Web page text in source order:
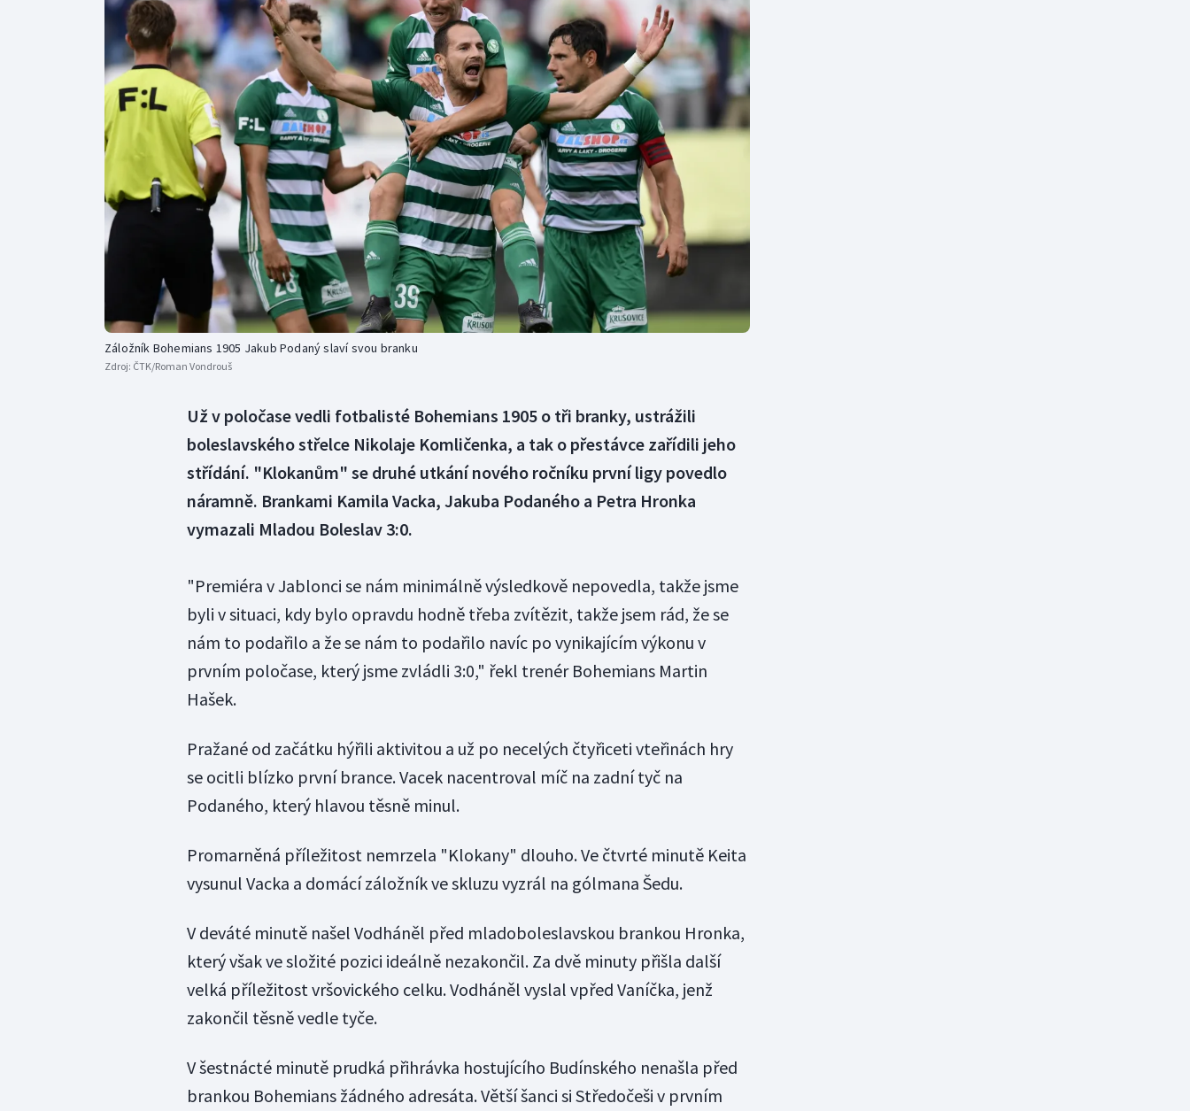
Curling
Dostihy
Florbal
Futsal
Golf
Gymnastika
Moderní pětiboj
Motorsport
Olympijské hry
Parasport
Plavání
Plážový volejbal
Triatlon
Veslování
Vodní slalom
Volejbal
Ostatní
Záložník Bohemians 1905 Jakub Podaný slaví svou branku
Zdroj: ČTK/Roman Vondrouš
Už v poločase vedli fotbalisté Bohemians 1905 o tři branky, ustrážili
boleslavského střelce Nikolaje Komličenka, a tak o přestávce zařídili jeho
střídání. "Klokanům" se druhé utkání nového ročníku první ligy povedlo
náramně. Brankami Kamila Vacka, Jakuba Podaného a Petra Hronka
vymazali Mladou Boleslav 3:0.
"Premiéra v Jablonci se nám minimálně výsledkově nepovedla, takže jsme
byli v situaci, kdy bylo opravdu hodně třeba zvítězit, takže jsem rád, že se
nám to podařilo a že se nám to podařilo navíc po vynikajícím výkonu v
prvním poločase, který jsme zvládli 3:0," řekl trenér Bohemians Martin
Hašek.
Pražané od začátku hýřili aktivitou a už po necelých čtyřiceti vteřinách hry
se ocitli blízko první brance. Vacek nacentroval míč na zadní tyč na
Podaného, který hlavou těsně minul.
Promarněná příležitost nemrzela "Klokany" dlouho. Ve čtvrté minutě Keita
vysunul Vacka a domácí záložník ve skluzu vyzrál na gólmana Šedu.
V deváté minutě našel Vodháněl před mladoboleslavskou brankou Hronka,
který však ve složité pozici ideálně nezakončil. Za dvě minuty přišla další
velká příležitost vršovického celku. Vodháněl vyslal vpřed Vaníčka, jenž
zakončil těsně vedle tyče.
V šestnácté minutě prudká přihrávka hostujícího Budínského nenašla před
brankou Bohemians žádného adresáta. Větší šanci si Středočeši v prvním